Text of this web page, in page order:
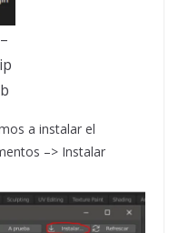
a instalar el
–> Instalar